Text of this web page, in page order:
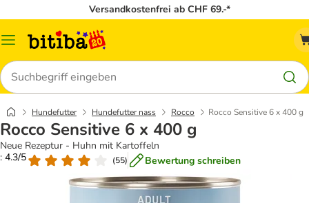
Versandkostenfrei ab CHF 69.-*
Menü
Suchen
Hundefutter Hundefutter nass Rocco Rocco Sensitive 6 x 400 g
Rocco Sensitive 6 x 400 g
Neue Rezeptur - Huhn mit Kartoffeln
: 4.3/5
(55) Bewertung schreiben